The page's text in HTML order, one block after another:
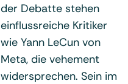
der Debatte stehen
einflussreiche Kritiker
wie Yann LeCun von
Meta, die vehement
widersprechen. Sein im